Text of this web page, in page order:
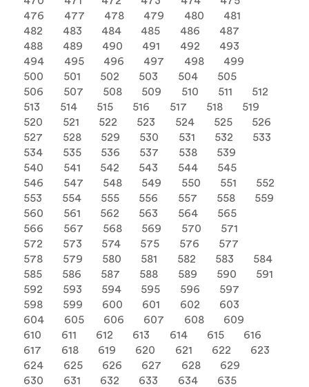
476
477 478 479 480
481
482
483 484 485 486
487
488
489 490 491 492
493
494
495 496 497 498
499
500
501 502 503 504
505
506
507 508 509 510 511
512
513
514 515 516 517 518
519
520
521 522 523 524 525
526
527
528 529 530 531 532
533
534
535 536 537 538
539
540
541 542 543 544
545
546
547 548 549 550 551
552
553
554 555 556 557 558
559
560
561 562 563 564
565
566
567 568 569 570
571
572
573 574 575 576
577
578
579 580 581 582 583
584
585
586 587 588 589 590
591
592
593 594 595 596
597
598
599 600 601 602
603
604
605 606 607 608
609
610
611 612 613 614 615
616
617
618 619 620 621 622
623
624
625 626 627 628
629
630
631 632 633 634
635